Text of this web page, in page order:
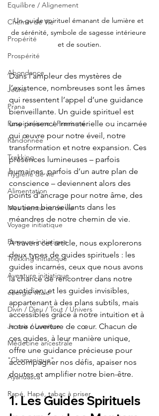
Equilibre / Alignement
Chemin de Vie
Propérité
Prospérité
Abondance
Jeûne
Prana
Respirianisme / Pranisme
Randonnée
Trekking
Hygiène de vie
Alimentation
Mes aventures de vie
Voyage initiatique
Parcours initiatique
Trekking initiatique
Aventure initiatique
énergie vitale
Divin / Dieu / Tout / Univers
Je suis / Lumière
Médecine ancestrale
"Chamanique"
Ayahuasca
Rapé, Hapé, tabac à priser
Un guide spirituel émanant de lumière et
de sérénité, symbole de sagesse intérieure
et de soutien.
Dans l’ampleur des mystères de
l’existence, nombreuses sont les âmes
qui ressentent l’appel d’une guidance
bienveillante. Un guide spirituel est
une présence immatérielle ou incarnée
qui œuvre pour notre éveil, notre
transformation et notre expansion. Ces
présences lumineuses – parfois
humaines, parfois d’un autre plan de
conscience – deviennent alors des
points d’ancrage pour notre âme, des
soutiens bienveillants dans les
méandres de notre chemin de vie.
À travers cet article, nous explorerons
deux types de guides spirituels : les
guides incarnés, ceux que nous avons
la chance de rencontrer dans notre
quotidien, et les guides invisibles,
appartenant à des plans subtils, mais
accessibles grâce à notre intuition et à
notre ouverture de cœur. Chacun de
ces guides, à leur manière unique,
offre une guidance précieuse pour
accompagner nos défis, apaiser nos
doutes et amplifier notre bien-être.
1. Les Guides Spirituels